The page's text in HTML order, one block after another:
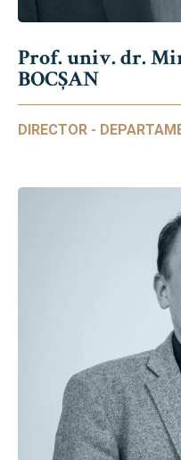
Prof. univ. dr.
BOCȘAN
DIRECTOR -